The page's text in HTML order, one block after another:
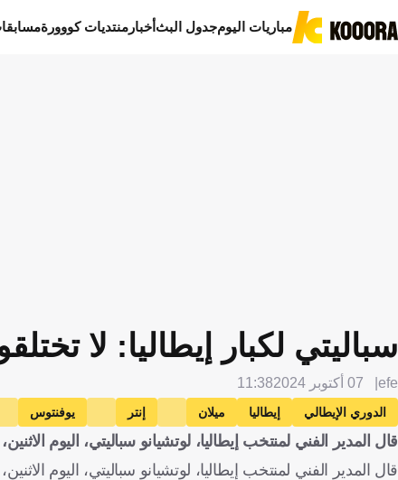
مباريات اليومجدول البثأخبار منتديات كووورة
سباليتي لكبار إيطاليا: لا
efe 07 أكتوبر 2024 11:38
الدوري الإيطالي إيطاليا ميلان إنتر يوفنتوس
قال المدير الفني لمنتخب إيطاليا، لوتشيانو سباليتي، اليوم الاثنين،
قال المدير الفني لمنتخب إيطاليا، لوتشيانو سباليتي، اليوم